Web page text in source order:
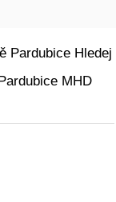
Hledej
MHD